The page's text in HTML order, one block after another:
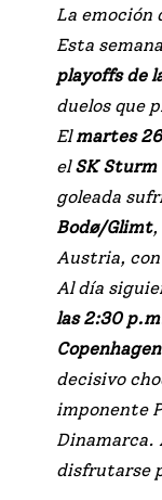
La emoción
Esta
playoffs de
duelos que
Elmartes
elSK Sturm
goleada
Bodø/Glimt,
Austria,
Al día
las 2:30
Copenhagen
decisivo
imponente
Dinamarca.
disfrutarse